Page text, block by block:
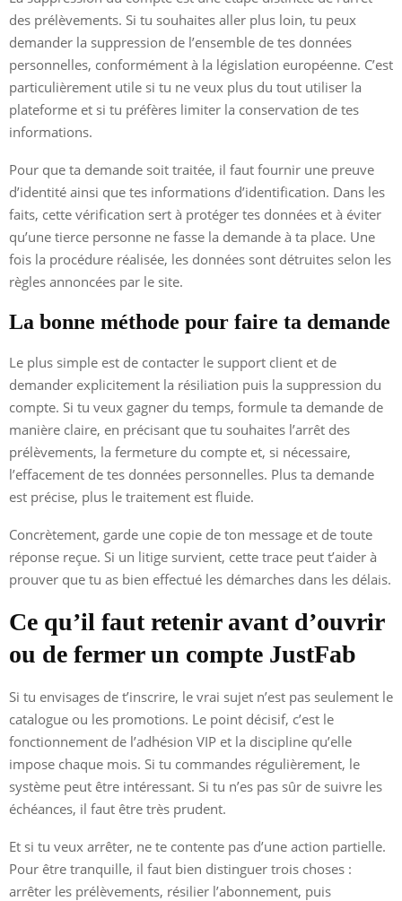
des prélèvements. Si tu souhaites aller plus loin, tu peux
demander la suppression de l’ensemble de tes données
personnelles, conformément à la législation européenne. C’est
particulièrement utile si tu ne veux plus du tout utiliser la
plateforme et si tu préfères limiter la conservation de tes
informations.
Pour que ta demande soit traitée, il faut fournir une preuve
d’identité ainsi que tes informations d’identification. Dans les
faits, cette vérification sert à protéger tes données et à éviter
qu’une tierce personne ne fasse la demande à ta place. Une
fois la procédure réalisée, les données sont détruites selon les
règles annoncées par le site.
La bonne méthode pour faire ta demande
Le plus simple est de contacter le support client et de
demander explicitement la résiliation puis la suppression du
compte. Si tu veux gagner du temps, formule ta demande de
manière claire, en précisant que tu souhaites l’arrêt des
prélèvements, la fermeture du compte et, si nécessaire,
l’effacement de tes données personnelles. Plus ta demande
est précise, plus le traitement est fluide.
Concrètement, garde une copie de ton message et de toute
réponse reçue. Si un litige survient, cette trace peut t’aider à
prouver que tu as bien effectué les démarches dans les délais.
Ce qu’il faut retenir avant d’ouvrir
ou de fermer un compte JustFab
Si tu envisages de t’inscrire, le vrai sujet n’est pas seulement le
catalogue ou les promotions. Le point décisif, c’est le
fonctionnement de l’adhésion VIP et la discipline qu’elle
impose chaque mois. Si tu commandes régulièrement, le
système peut être intéressant. Si tu n’es pas sûr de suivre les
échéances, il faut être très prudent.
Et si tu veux arrêter, ne te contente pas d’une action partielle.
Pour être tranquille, il faut bien distinguer trois choses :
arrêter les prélèvements, résilier l’abonnement, puis